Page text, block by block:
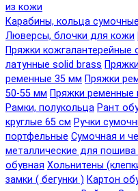
из кожи
Карабины, кольца
Люверсы, блочки для кожи
Пряжки
латунные solid brass
ременные 35 мм Пряжки
50-55 мм Пряжки
Рамки, полукольца Рант
круглые 65 см Ручки
портфельные Сумочная и
металлические для
обувная Хольнитены
замки ( бегунки ) Картон